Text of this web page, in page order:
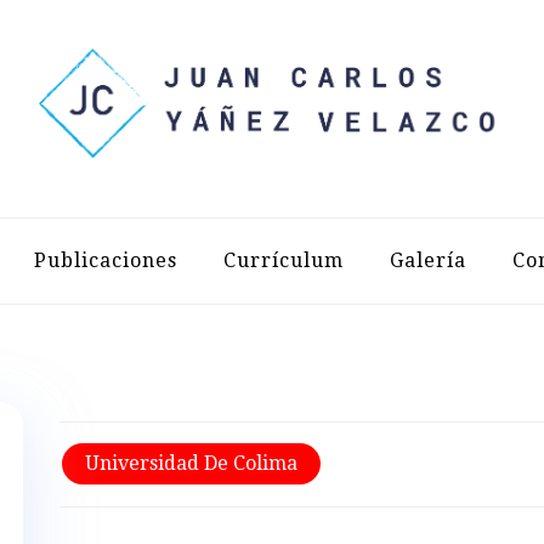
YÁÑEZ
Publicaciones Currículum Galería
Universidad De Colima